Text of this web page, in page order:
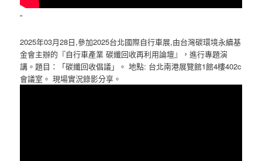
”
2025年03月28日,參加2025台北國際自行車展,由台灣碳環境永續基
金會主辦的『自行車產業 碳纖回收再利用論壇』，進行專題演
講。題目：「碳纖回收倡議」。 地點: 台北南港展覽館1館4樓402c
會議室。 現場實況錄影分享。